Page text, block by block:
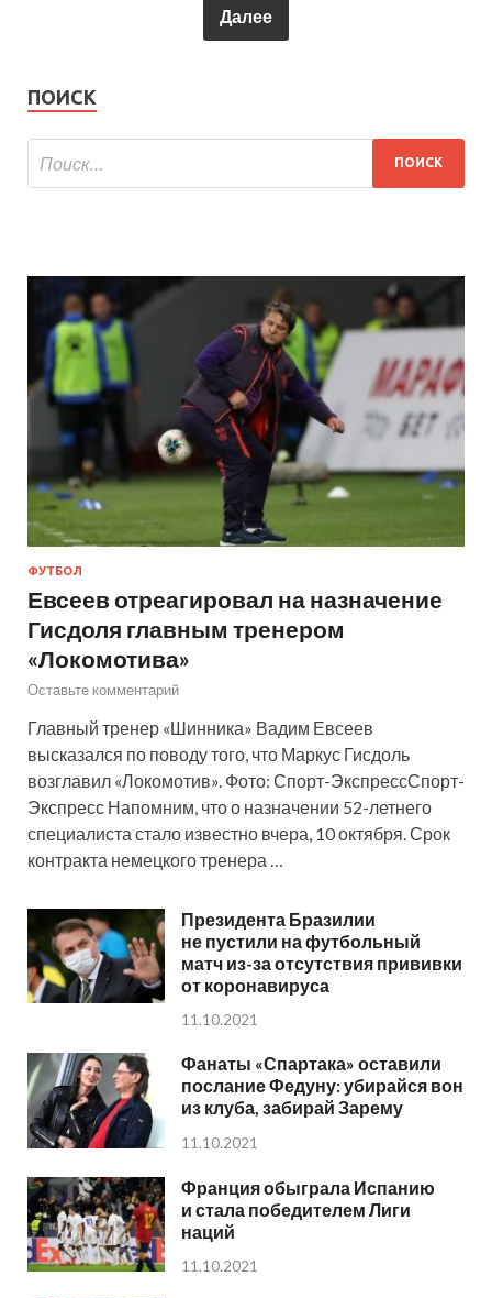
Далее
ПОИСК
ФУТБОЛ
Евсеев отреагировал на назначение
Гисдоля главным тренером
«Локомотива»
Оставьте комментарий
Главный тренер «Шинника» Вадим Евсеев
высказался по поводу того, что Маркус Гисдоль
возглавил «Локомотив». Фото: Спорт-ЭкспрессСпорт-
Экспресс Напомним, что о назначении 52-летнего
специалиста стало известно вчера, 10 октября. Срок
контракта немецкого тренера …
Президента Бразилии
не пустили на футбольный
матч из-за отсутствия прививки
от коронавируса
11.10.2021
Фанаты «Спартака» оставили
послание Федуну: убирайся вон
из клуба, забирай Зарему
11.10.2021
Франция обыграла Испанию
и стала победителем Лиги
наций
11.10.2021